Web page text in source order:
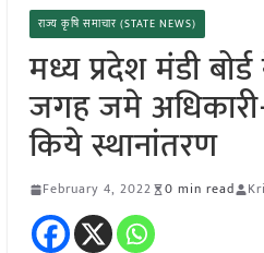
राज्य कृषि समाचार (STATE NEWS)
मध्य प्रदेश मंडी
जगह जमे
किये स्थानांतरण
February 4, 2022 0 min read